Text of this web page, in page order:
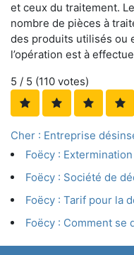
et ceux du traitement.
nombre de pièces à
des produits utilisés ou
l’opération est à
5 / 5 (110 votes)
Cher : Entreprise
Foëcy :
Foëcy : Société de
Foëcy : Tarif pour la
Foëcy : Comment se